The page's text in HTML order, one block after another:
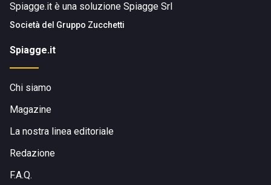
Spiagge.it è una soluzione Spiagge Srl
Società del Gruppo Zucchetti
Spiagge.it
Chi siamo
Magazine
La nostra linea editoriale
Redazione
F.A.Q.